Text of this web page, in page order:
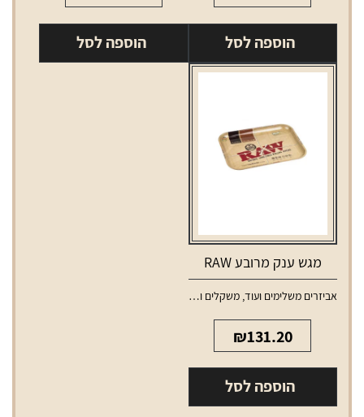
של
סליל
סמוק
נובו
הוספה לסל
של
פוד
לסמוק
הוספה לסל
מגש ענק מרובע RAW
אביזרים משלימים ועוד, משקלים ומגשים
₪131.20
הוספה לסל